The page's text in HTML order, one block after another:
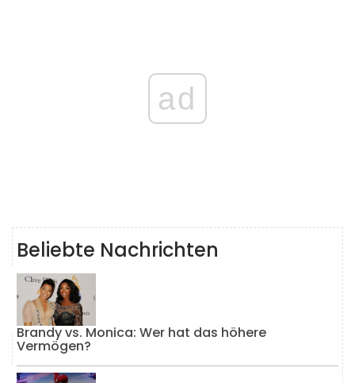
ad
Beliebte Nachrichten
Brandy vs. Monica: Wer hat das höhere
Vermögen?